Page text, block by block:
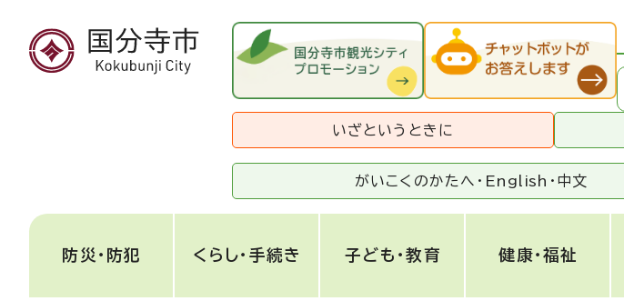
いざというときに
がいこくのかたへ・ English ・ 中文
防災・防犯 くらし・手続き 子ども・教育 健康・福祉